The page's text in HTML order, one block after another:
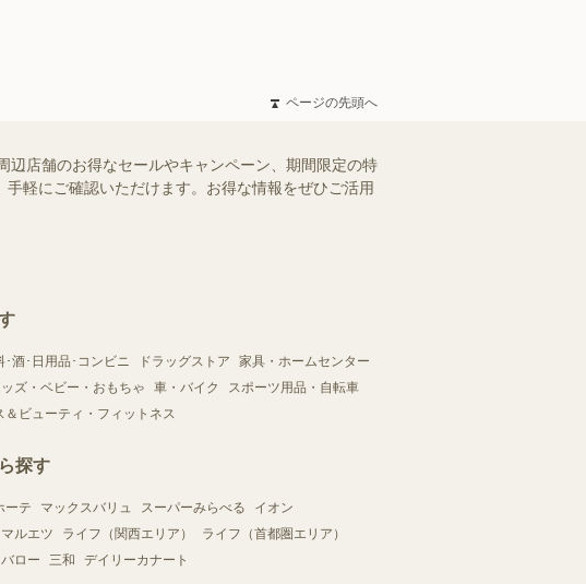
ページの先頭へ
店舗のお得なセールやキャンペーン、期間限定の特
軽にご確認いただけます。お得な情報をぜひご活用
･酒･日用品･コンビニ ドラッグストア
家具・ホームセンター
ズ・ベビー・おもちゃ 車・バイク
スポーツ用品・自転車
＆ビューティ・フィットネス
探す
ーテ マックスバリュ スーパーみらべる
イオン
マルエツ ライフ（関西エリア）
ライフ（首都圏エリア）
バロー 三和 デイリーカナート